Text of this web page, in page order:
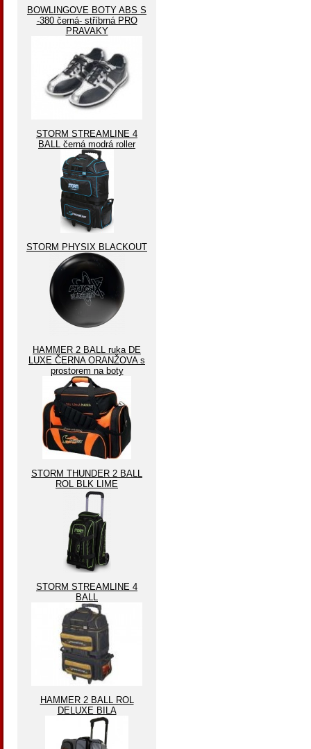
BOWLINGOVE BOTY ABS S
-380 černá- stříbrná PRO
PRAVAKY
STORM STREAMLINE 4
BALL černá modrá roller
STORM PHYSIX BLACKOUT
HAMMER 2 BALL ruka DE
LUXE ČERNA ORANŽOVA s
prostorem na boty
STORM THUNDER 2 BALL
ROL BLK LIME
STORM STREAMLINE 4
BALL
HAMMER 2 BALL ROL
DELUXE BILA